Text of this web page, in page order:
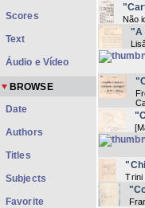
Não
"A
Trini
Scores
Text
Áudio e Vídeo
BROWSE
Date
Authors
Titles
Subjects
Favorite